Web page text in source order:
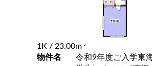
1K / 23.00m 2
物件名
令和9年度ご入学東